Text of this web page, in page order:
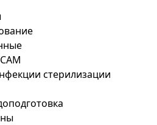
стерилизации